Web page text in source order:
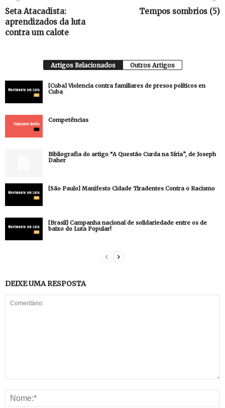
Seta Atacadista:
aprendizados da luta
contra um calote
Tempos sombrios (5)
Artigos Relacionados Outros Artigos
[Cuba] Violencia contra familiares de presos políticos en
Cuba
Competências
Bibliografia do artigo “A Questão Curda na Síria”, de Joseph
Daher
[São Paulo] Manifesto Cidade Tiradentes Contra o Racismo
[Brasil] Campanha nacional de solidariedade entre os de
baixo do Luta Popular!
DEIXE UMA RESPOSTA